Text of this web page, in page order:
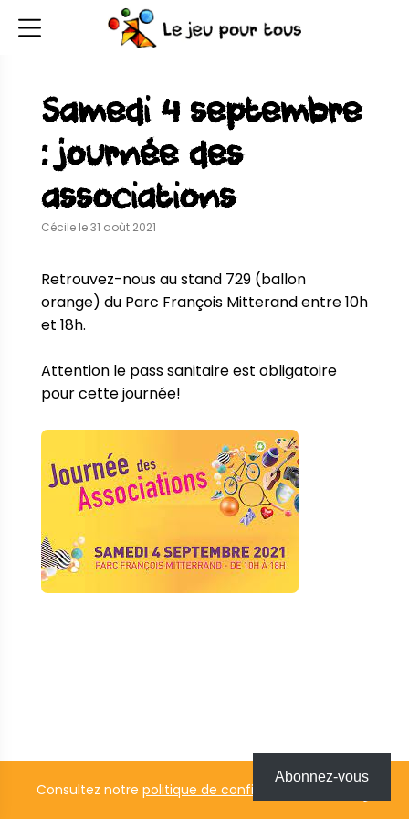
Samedi 4 septembre
: journée des
associations
Cécile le 31 août 2021
Retrouvez-nous au stand 729 (ballon
orange) du Parc François Mitterand entre 10h
et 18h.
Attention le pass sanitaire est obligatoire
pour cette journée!
Consultez notrepolitique de confidentialité
Abonnez-vous